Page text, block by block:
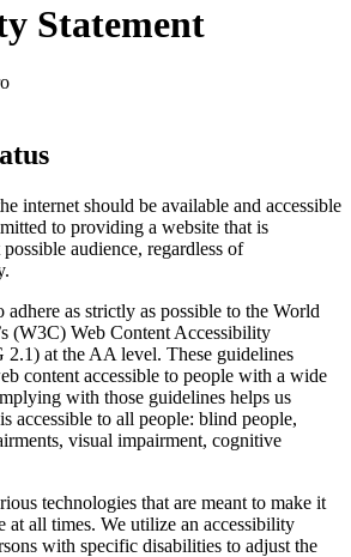
Statement
internet should be available and accessible
to providing a website that is
audience, regardless of
as strictly as possible to the World
(W3C) Web Content Accessibility
at the AA level. These guidelines
content accessible to people with a wide
with those guidelines helps us
accessible to all people: blind people,
visual impairment, cognitive
technologies that are meant to make it
at all times. We utilize an accessibility
with specific disabilities to adjust the